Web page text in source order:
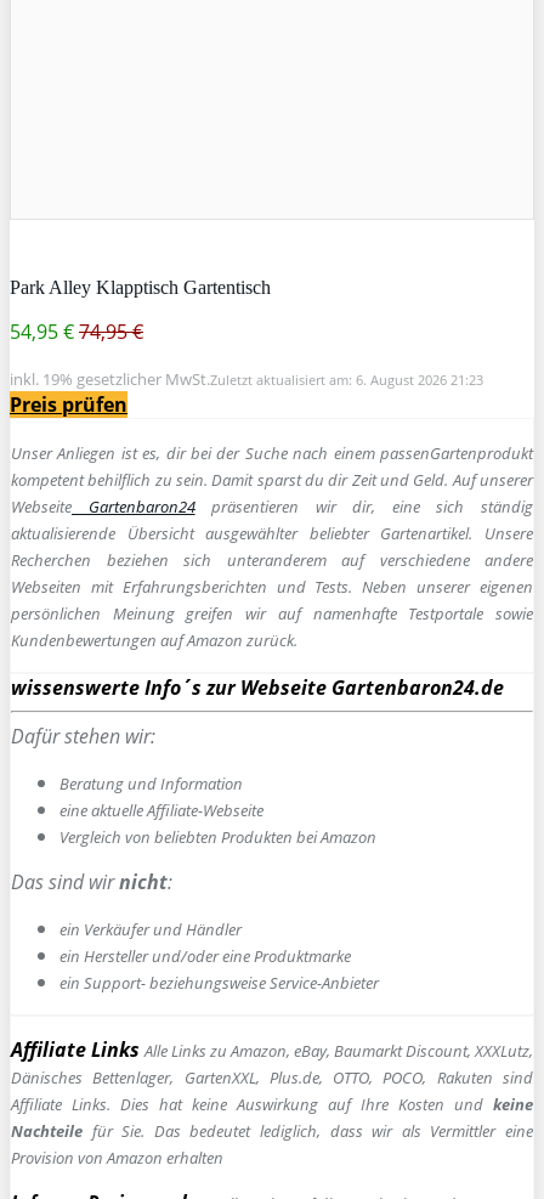
Park Alley Klapptisch Gartentisch
54,95 €74,95 €
inkl. 19% gesetzlicher MwSt.Zuletzt aktualisiert am: 6. August 2026 21:23
Preis prüfen
Unser Anliegen ist es, dir bei der Suche nach einem passenGartenprodukt
kompetent behilflich zu sein.Damit sparst du dir Zeit und Geld. Auf unserer
Webseite Gartenbaron24präsentieren wir dir, eine sich ständig
aktualisierende Übersicht ausgewählter beliebter Gartenartikel. Unsere
Recherchen beziehen sich unteranderem auf verschiedene andere
Webseiten mit Erfahrungsberichten und Tests. Neben unserer eigenen
persönlichen Meinung greifen wir auf namenhafte Testportale sowie
Kundenbewertungen auf Amazon zurück.
wissenswerte Info´s zur Webseite Gartenbaron24.de
Dafür stehen wir:
Beratung und Information
eine aktuelle Affiliate-Webseite
Vergleich von beliebten Produkten bei Amazon
Das sind wirnicht:
ein Verkäufer und Händler
ein Hersteller und/oder eine Produktmarke
ein Support- beziehungsweise Service-Anbieter
Affiliate Links Alle Links zu Amazon, eBay, Baumarkt Discount, XXXLutz,
Dänisches Bettenlager, GartenXXL, Plus.de, OTTO, POCO, Rakuten sind
Affiliate Links. Dies hat keine Auswirkung auf Ihre Kosten und keine
Nachteile für Sie. Das bedeutet lediglich, dass wir als Vermittler eine
Provision von Amazon erhalten